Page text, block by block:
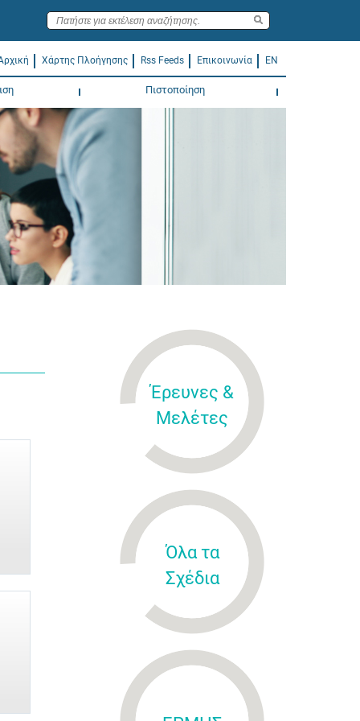
Χάρτης Πλοήγησης Rss Feeds Επικοινωνία EN
Πιστοποίηση
Έρευνες &
Μελέτες
Όλα τα
Σχέδια